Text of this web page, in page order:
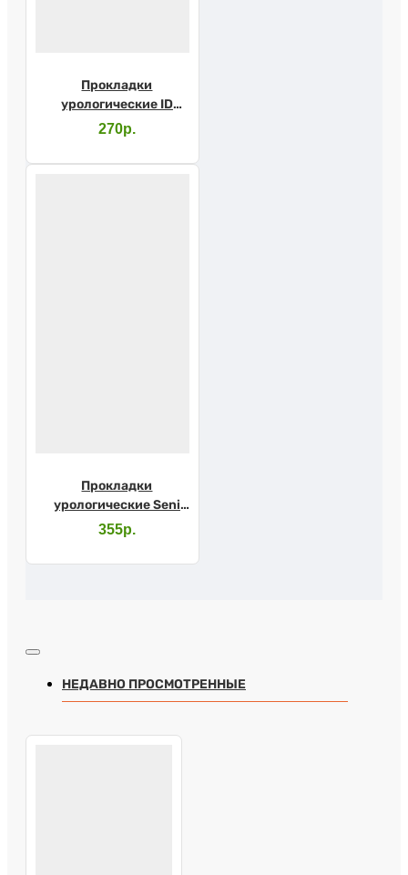
Прокладки
урологические ID
Light Advanced ultra
270р.
Прокладки
урологические Seni
Lady Extra №15
355р.
НЕДАВНО ПРОСМОТРЕННЫЕ